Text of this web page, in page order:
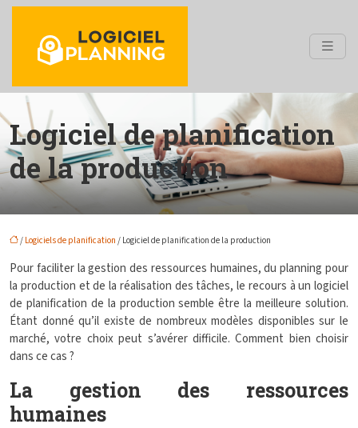
Logiciel de planification
de la production
/ Logiciels de planification / Logiciel de planification de la production
Pour faciliter la gestion des ressources humaines, du planning pour
la production et de la réalisation des tâches, le recours à un logiciel
de planification de la production semble être la meilleure solution.
Étant donné qu’il existe de nombreux modèles disponibles sur le
marché, votre choix peut s’avérer difficile. Comment bien choisir
dans ce cas ?
La gestion des ressources
humaines